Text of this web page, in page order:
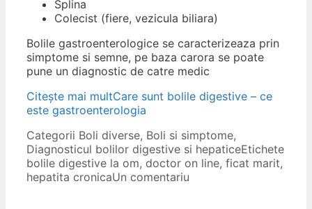
Splina
Colecist (fiere, vezicula biliara)
Bolile gastroenterologice se caracterizeaza prin
simptome si semne, pe baza carora se poate
pune un diagnostic de catre medic
Citește mai multCare sunt bolile digestive – ce
este gastroenterologia
Categorii Boli diverse, Boli si simptome,
Diagnosticul bolilor digestive si hepaticeEtichete
bolile digestive la om, doctor on line, ficat marit,
hepatita cronicaUn comentariu